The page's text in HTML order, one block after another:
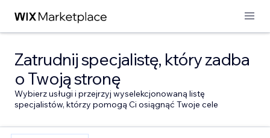
Zatrudnij specjalistę, który zadba
o Twoją stronę
Wybierz usługi i przejrzyj wyselekcjonowaną listę
specjalistów, którzy pomogą Ci osiągnąć Twoje cele